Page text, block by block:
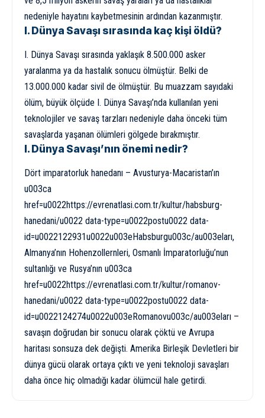
nedeniyle hayatını kaybetmesinin ardından kazanmıştır.
I. Dünya Savaşı sırasında kaç kişi öldü?
I. Dünya Savaşı sırasında yaklaşık 8.500.000 asker
yaralanma ya da hastalık sonucu ölmüştür. Belki de
13.000.000 kadar sivil de ölmüştür. Bu muazzam sayıdaki
ölüm, büyük ölçüde I. Dünya Savaşı’nda kullanılan yeni
teknolojiler ve savaş tarzları nedeniyle daha önceki tüm
savaşlarda yaşanan ölümleri gölgede bırakmıştır.
I. Dünya Savaşı’nın önemi nedir?
Dört imparatorluk hanedanı – Avusturya-Macaristan’ın
u003ca
href=u0022https://evrenatlasi.com.tr/kultur/habsburg-
hanedani/u0022 data-type=u0022postu0022 data-
id=u0022122931u0022u003eHabsburgu003c/au003eları,
Almanya’nın Hohenzollernleri, Osmanlı İmparatorluğu’nun
sultanlığı ve Rusya’nın u003ca
href=u0022https://evrenatlasi.com.tr/kultur/romanov-
hanedani/u0022 data-type=u0022postu0022 data-
id=u0022124274u0022u003eRomanovu003c/au003eları –
savaşın doğrudan bir sonucu olarak çöktü ve Avrupa
haritası sonsuza dek değişti. Amerika Birleşik Devletleri bir
dünya gücü olarak ortaya çıktı ve yeni teknoloji savaşları
daha önce hiç olmadığı kadar ölümcül hale getirdi.